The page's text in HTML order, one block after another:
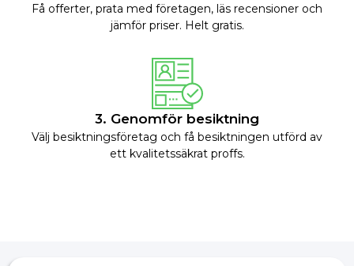
Få offerter, prata med företagen, läs recensioner och
jämför priser. Helt gratis.
3. Genomför besiktning
Välj besiktningsföretag och få besiktningen utförd av
ett kvalitetssäkrat proffs.